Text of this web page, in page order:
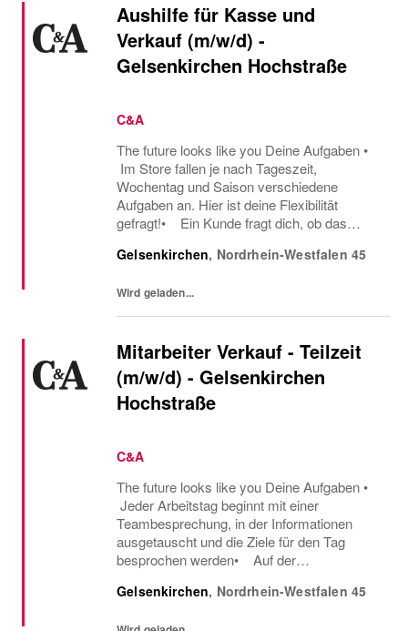
Aushilfe für Kasse und
Verkauf (m/w/d) -
Gelsenkirchen Hochstraße
C&A
The future looks like you Deine Aufgaben •
Im Store fallen je nach Tageszeit,
Wochentag und Saison verschiedene
Aufgaben an. Hier ist deine Flexibilität
gefragt!• Ein Kunde fragt dich, ob das
Größe verfügbar ist oder welcher Gürtel gut
Gelsenkirchen, Nordrhein-Westfalen 45
Wird geladen...
Mitarbeiter Verkauf - Teilzeit
(m/w/d) - Gelsenkirchen
Hochstraße
C&A
The future looks like you Deine Aufgaben •
Jeder Arbeitstag beginnt mit einer
Teambesprechung, in der Informationen
ausgetauscht und die Ziele für den Tag
besprochen werden• Auf der
Kunden und beantwortest ihre Fragen• Du
Gelsenkirchen, Nordrhein-Westfalen 45